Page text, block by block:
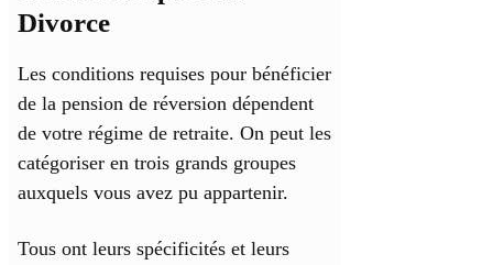
Divorce
Les conditions requises pour bénéficier
de la pension de réversion dépendent
de votre régime de retraite. On peut les
catégoriser en trois grands groupes
auxquels vous avez pu appartenir.
Tous ont leurs spécificités et leurs